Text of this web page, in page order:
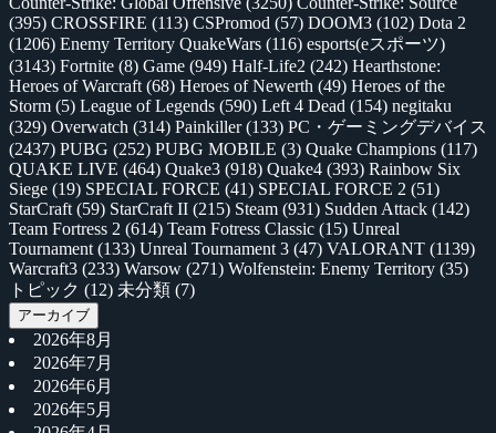
(395) CROSSFIRE (113) CSPromod (57) DOOM3 (102) Dota 2
(1206) Enemy Territory QuakeWars (116) esports(eスポーツ)
(3143) Fortnite (8) Game (949) Half-Life2 (242) Hearthstone:
Heroes of Warcraft (68) Heroes of Newerth (49) Heroes of the
Storm (5) League of Legends (590) Left 4 Dead (154) negitaku
(329) Overwatch (314) Painkiller(133) PC・ゲーミングデバイス
(2437) PUBG (252) PUBG MOBILE (3) Quake Champions (117)
QUAKE LIVE (464) Quake3 (918) Quake4 (393) Rainbow Six
Siege (19) SPECIAL FORCE (41) SPECIAL FORCE 2 (51)
StarCraft (59) StarCraft II (215) Steam (931) Sudden Attack (142)
Team Fortress 2 (614) Team Fotress Classic (15) Unreal
Tournament (133) Unreal Tournament 3 (47) VALORANT (1139)
Warcraft3 (233) Warsow (271) Wolfenstein: Enemy Territory (35)
トピック (12) 未分類 (7)
アーカイブ
2026年8月
2026年7月
2026年6月
2026年5月